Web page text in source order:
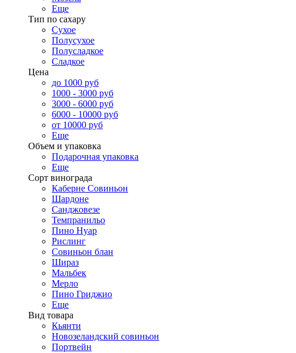
Еще
Тип по сахару
Сухое
Полусухое
Полусладкое
Сладкое
Цена
до 1000 руб
1000 - 3000 руб
3000 - 6000 руб
6000 - 10000 руб
от 10000 руб
Еще
Объем и упаковка
Подарочная упаковка
Еще
Сорт винограда
Каберне Совиньон
Шардоне
Санджовезе
Темпранильо
Пино Нуар
Рислинг
Совиньон блан
Шираз
Мальбек
Мерло
Пино Гриджио
Еще
Вид товара
Кьянти
Новозеландский совиньон
Портвейн